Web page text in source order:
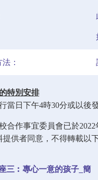
：
特別安排
當日下午4時30分或以後
合作事宜委員會已於
供者同意，不得轉載以
三︰專心一意的孩子_簡